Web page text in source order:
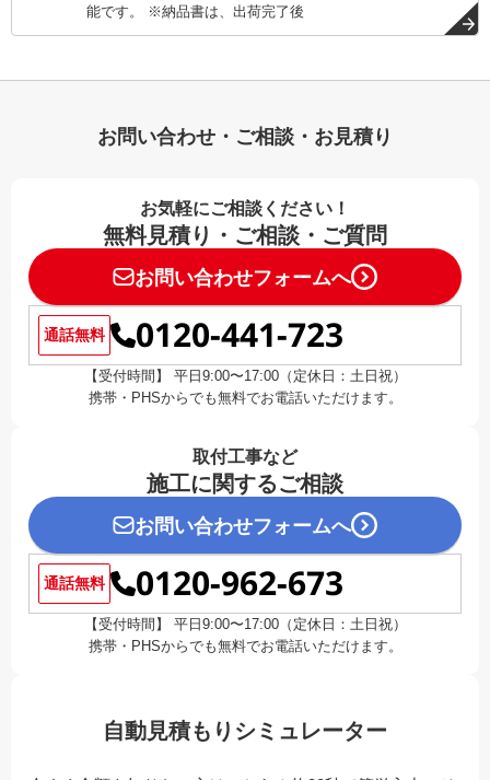
能です。 ※納品書は、出荷完了後
お問い合わせ・ご相談・お見積り
お気軽にご相談ください！
無料見積り・ご相談・ご質問
お問い合わせフォームへ
通話無料 0120-441-723
【受付時間】 平日9:00〜17:00（定休日：土日祝）
携帯・PHSからでも無料でお電話いただけます。
取付工事など
施工に関するご相談
お問い合わせフォームへ
通話無料 0120-962-673
【受付時間】 平日9:00〜17:00（定休日：土日祝）
携帯・PHSからでも無料でお電話いただけます。
自動見積もりシミュレーター